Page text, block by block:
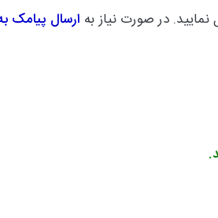
در صورت نیاز به ارسال پیامک